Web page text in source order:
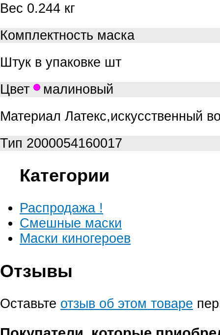
Вес 0.244 кг
Комплектность маска
Штук в упаковке шт
Цвет
малиновый
Материал Латекс,искусственный
Тип 2000054160017
Категории
Распродажа !
Смешные маски
Маски киногероев
Отзывы
Оставьте отзыв об этом товаре